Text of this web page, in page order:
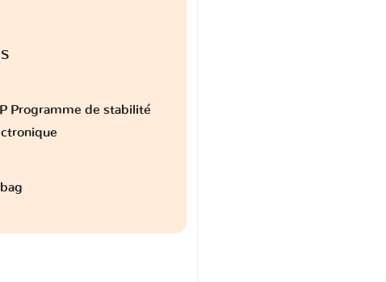
Programme de stabilité